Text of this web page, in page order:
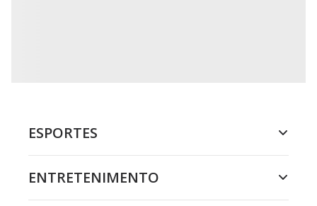
ESPORTES
ENTRETENIMENTO